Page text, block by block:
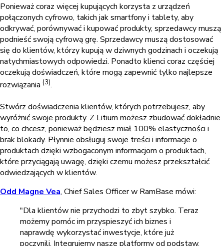
Ponieważ coraz więcej kupujących korzysta z urządzeń
połączonych cyfrowo, takich jak smartfony i tablety, aby
odkrywać, porównywać i kupować produkty, sprzedawcy muszą
podnieść swoją cyfrową grę. Sprzedawcy muszą dostosować
się do klientów, którzy kupują w dziwnych godzinach i oczekują
natychmiastowych odpowiedzi. Ponadto klienci coraz częściej
oczekują doświadczeń, które mogą zapewnić tylko najlepsze
rozwiązania (3).
Stwórz doświadczenia klientów, których potrzebujesz, aby
wyróżnić swoje produkty. Z Litium możesz zbudować dokładnie
to, co chcesz, ponieważ będziesz miał 100% elastyczności i
brak blokady. Płynnie obsługuj swoje treści i informacje o
produktach dzięki wzbogaconym informacjom o produktach,
które przyciągają uwagę, dzięki czemu możesz przekształcić
odwiedzających w klientów.
Odd Magne Vea, Chief Sales Officer w RamBase mówi:
"Dla klientów nie przychodzi to zbyt szybko. Teraz
możemy pomóc im przyspieszyć ich biznes i
naprawdę wykorzystać inwestycje, które już
poczynili. Integrujemy nasze platformy od podstaw,